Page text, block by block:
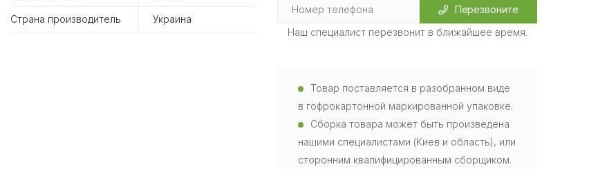
Страна производитель Украина
Перезвоните
Наш специалист перезвонит в ближайшее время.
Товар поставляется в разобранном виде
в гофрокартонной маркированной упаковке.
Сборка товара может быть произведена
нашими специалистами (Киев и область), или
сторонним квалифицированным сборщиком.